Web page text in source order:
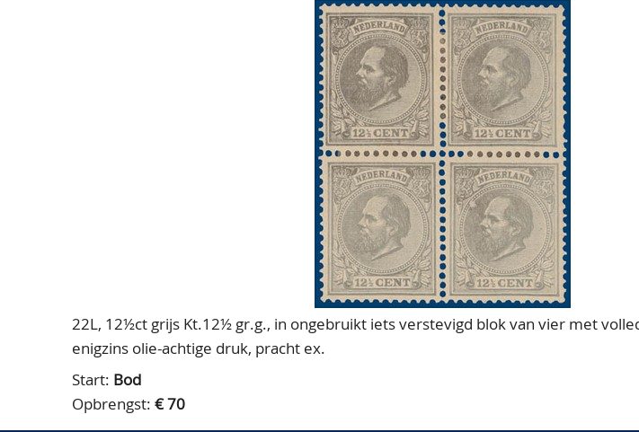
22L, 12½ct grijs Kt.12½ gr.g., in ongebruikt iets verstevigd blok van vier met
enigzins olie-achtige druk, pracht ex.
Start: Bod
Opbrengst: € 70